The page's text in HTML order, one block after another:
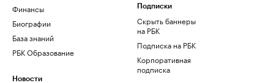
Финансы
Биографии
База знаний
РБК Образование
Новости
Подписки
Скрыть баннеры
на РБК
Подписка на РБК
Корпоративная
подписка